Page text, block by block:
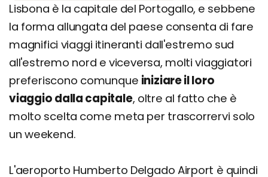
Lisbona è la capitale del Portogallo, e sebbene
la forma allungata del paese consenta di fare
magnifici viaggi itineranti dall'estremo sud
all'estremo nord e viceversa, molti viaggiatori
preferiscono comunque iniziare il loro
viaggio dalla capitale, oltre al fatto che è
molto scelta come meta per trascorrervi solo
un weekend.
L'aeroporto Humberto Delgado Airport è quindi